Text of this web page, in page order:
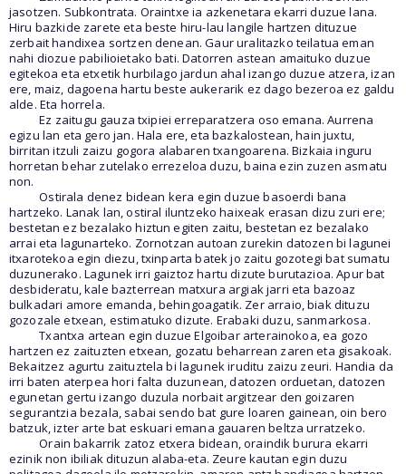
jasotzen. Subkontrata. Oraintxe ia azkenetara ekarri duzue lana.
Hiru bazkide zarete eta beste hiru-lau langile hartzen dituzue
zerbait handixea sortzen denean. Gaur uralitazko teilatua eman
nahi diozue pabilioietako bati. Datorren astean amaituko duzue
egitekoa eta etxetik hurbilago jardun ahal izango duzue atzera, izan
ere, maiz, dagoena hartu beste aukerarik ez dago bezeroa ez galdu
alde. Eta horrela.
Ez zaitugu gauza txipiei erreparatzera oso emana. Aurrena
egizu lan eta gero jan. Hala ere, eta bazkalostean, hain juxtu,
birritan itzuli zaizu gogora alabaren txangoarena. Bizkaia inguru
horretan behar zutelako errezeloa duzu, baina ezin zuzen asmatu
non.
Ostirala denez bidean kera egin duzue basoerdi bana
hartzeko. Lanak lan, ostiral iluntzeko haixeak erasan dizu zuri ere;
bestetan ez bezalako hiztun egiten zaitu, bestetan ez bezalako
arrai eta lagunarteko. Zornotzan autoan zurekin datozen bi lagunei
itxarotekoa egin diezu, txinparta batek jo zaitu gozotegi bat sumatu
duzunerako. Lagunek irri gaiztoz hartu dizute burutazioa. Apur bat
desbideratu, kale bazterrean matxura argiak jarri eta bazoaz
bulkadari amore emanda, behingoagatik. Zer arraio, biak dituzu
gozozale etxean, estimatuko dizute. Erabaki duzu, sanmarkosa.
Txantxa artean egin duzue Elgoibar arterainokoa, ea gozo
hartzen ez zaituzten etxean, gozatu beharrean zaren eta gisakoak.
Bekaitzez agurtu zaituztela bi lagunek iruditu zaizu zeuri. Handia da
irri baten aterpea hori falta duzunean, datozen orduetan, datozen
egunetan gertu izango duzula norbait argitzear den goizaren
segurantzia bezala, sabai sendo bat gure loaren gainean, oin bero
batzuk, izter arte bat eskuari emana gauaren beltza urratzeko.
Orain bakarrik zatoz etxera bidean, oraindik burura ekarri
ezinik non ibiliak dituzun alaba-eta. Zeure kautan egin duzu